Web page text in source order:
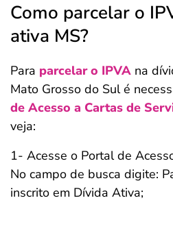
Como parcelar o
ativa MS?
Para parcelar o IPVA na
Mato Grosso do Sul é
de Acesso a Cartas de
veja:
1- Acesse o Portal de
No campo de busca digite:
inscrito em Dívida Ativa;